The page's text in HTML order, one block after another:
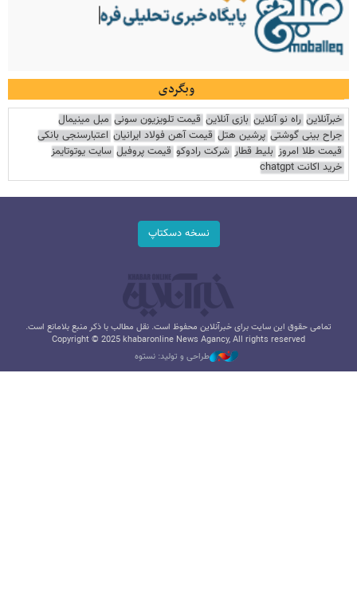
وبگردی
خبرآنلاین راه نو آنلاین بازی آنلاین قیمت تلویزیون سونی مبل مینیمال
جراح بینی گوشتی پرشین هتل قیمت آهن فولاد ایرانیان اعتبارسنجی بانکی
قیمت طلا امروز بلیط قطار شرکت رادوکو قیمت پروفیل سایت یوتوتایمز
خرید اکانت chatgpt
نسخه دسکتاپ
تمامی حقوق این سایت برای خبرآنلاین محفوظ است. نقل مطالب با ذکر منبع بلامانع است.
Copyright © 2025 khabaronline News Agancy, All rights reserved
طراحی و تولید: نستوه